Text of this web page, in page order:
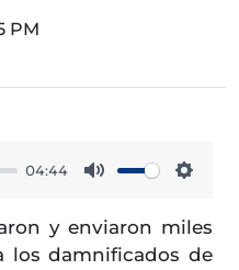
PM
04:44
y enviaron miles
los damnificados de